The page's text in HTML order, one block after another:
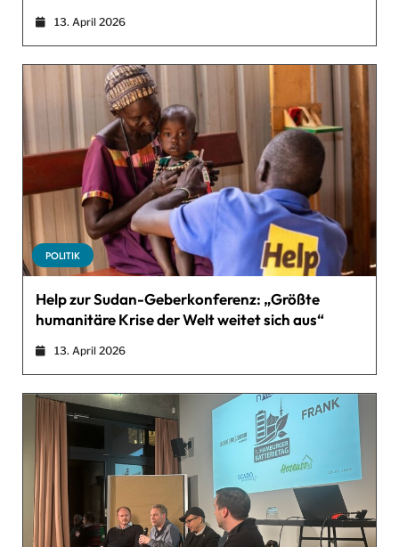
13. April 2026
POLITIK
Help zur Sudan-Geberkonferenz: „Größte
humanitäre Krise der Welt weitet sich aus“
13. April 2026